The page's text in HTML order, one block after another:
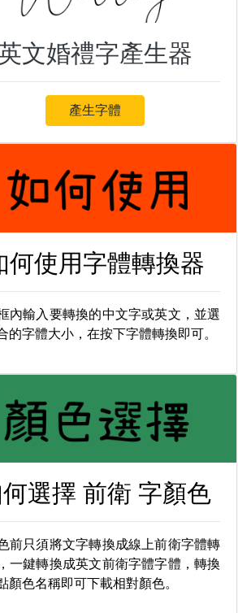
文婚禮字產生器
產生字體
何使用字體轉換器
內輸入要轉換的中文字或英文，並選
的字體大小，在按下字體轉換即可。
選擇前衛 字顏色
前只須將文字轉換成線上前衛字體轉
一鍵轉換成英文前衛字體字體，轉換
顏色名稱即可下載相對顏色。